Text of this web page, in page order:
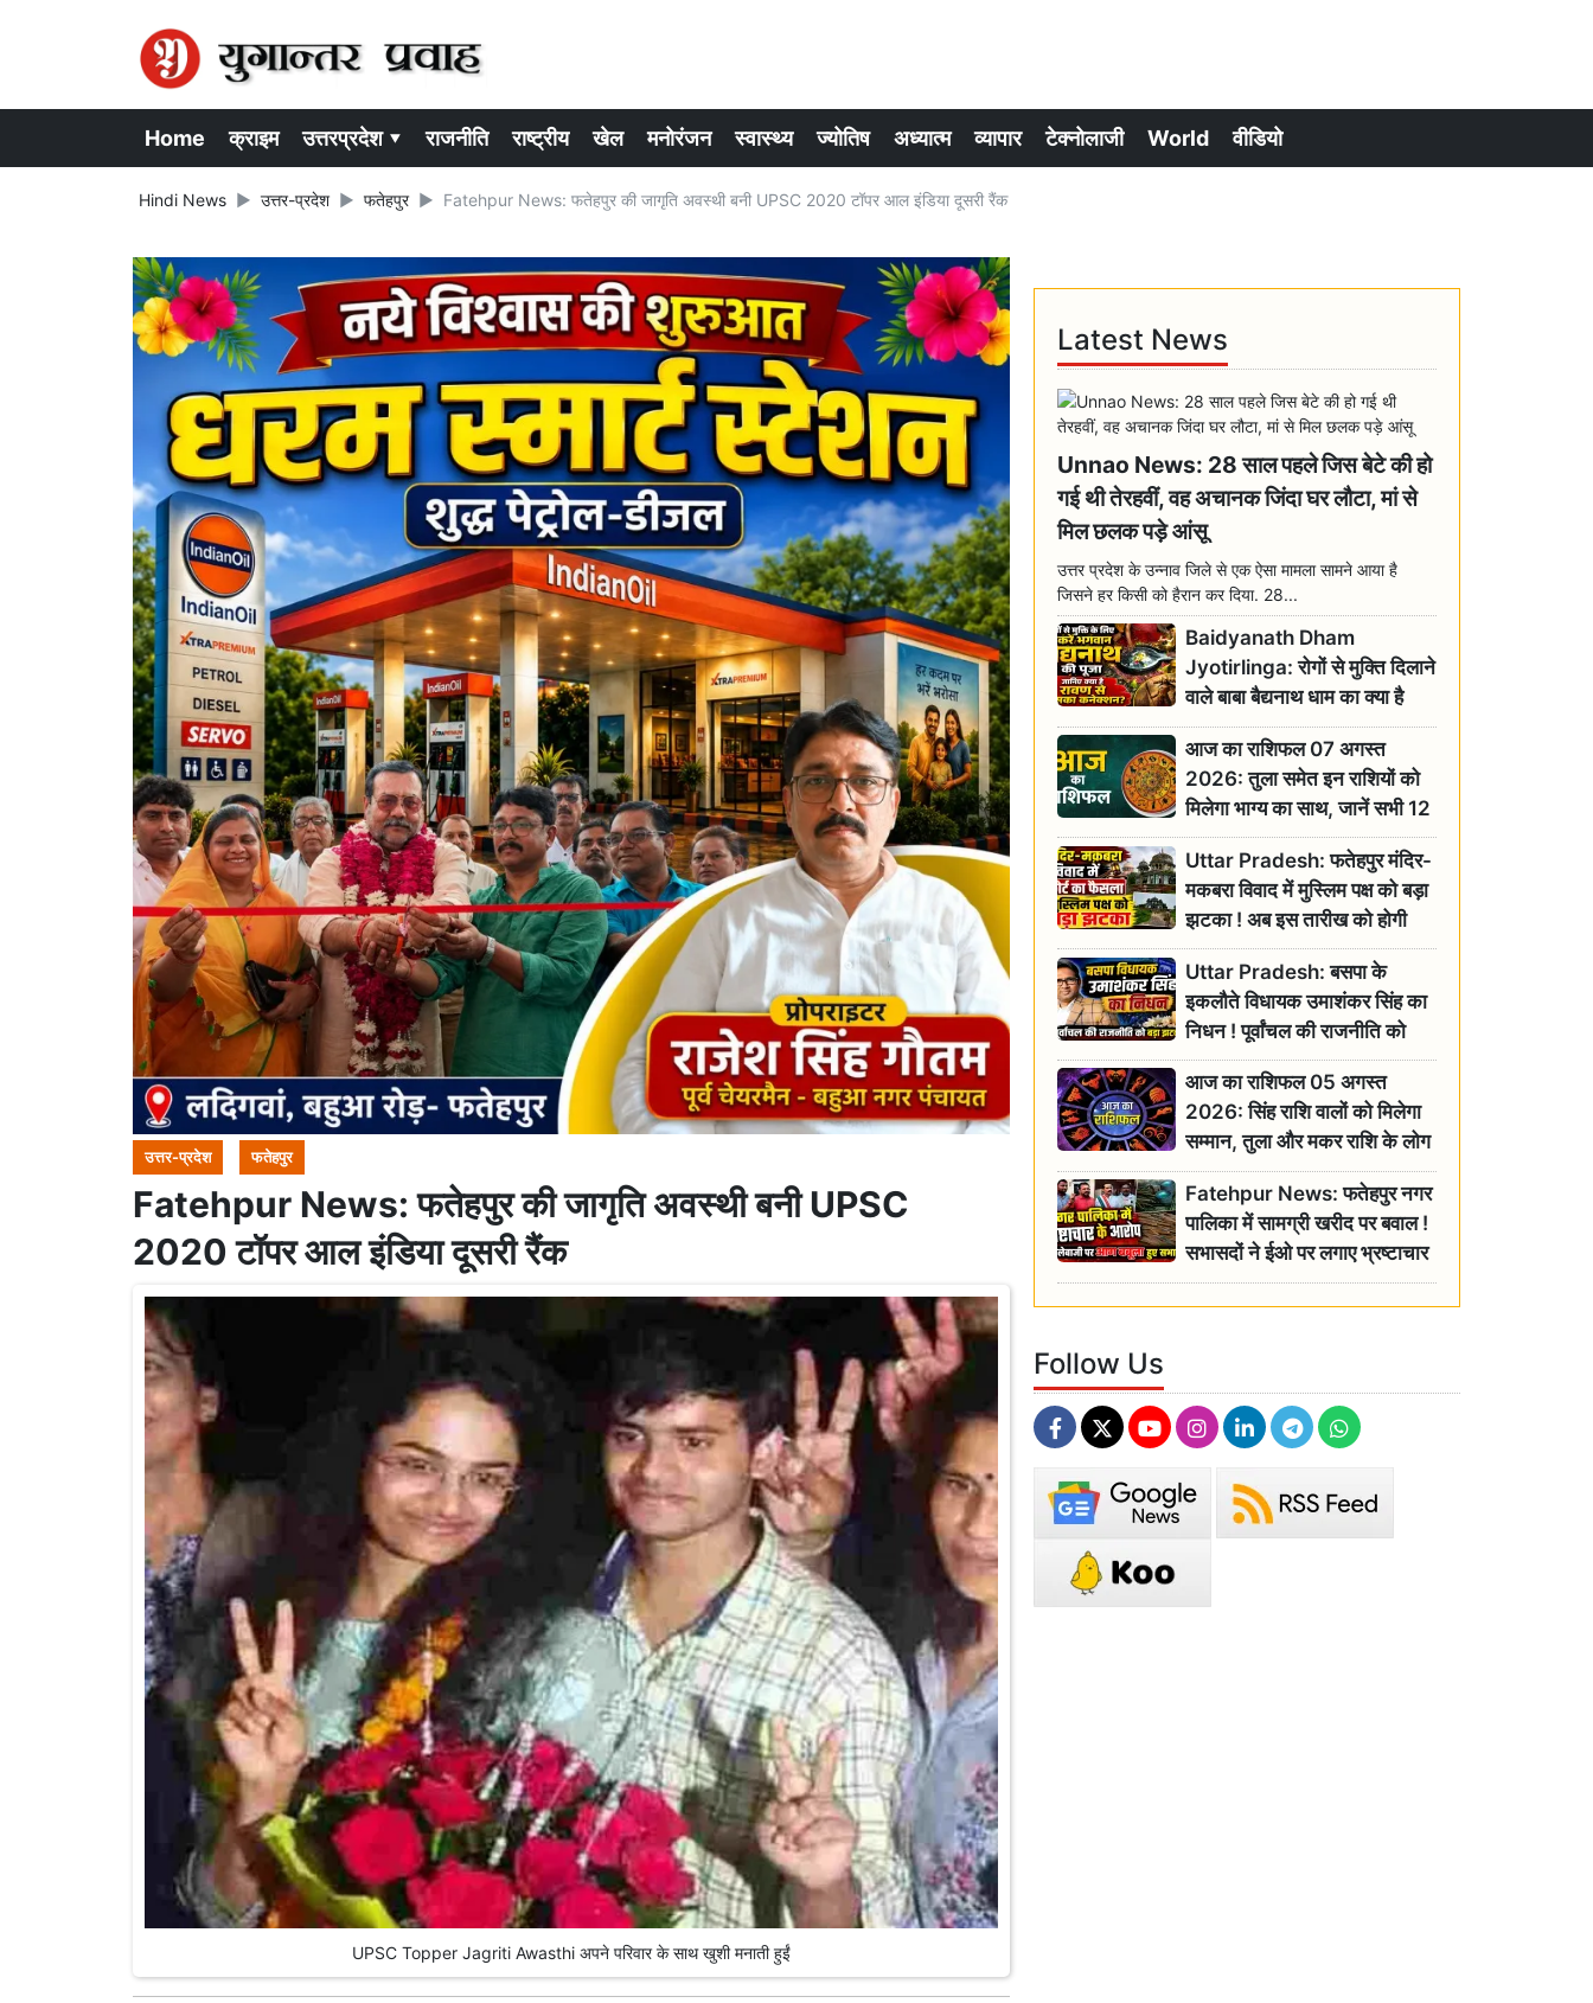
Home क्राइम उत्तरप्रदेश ▾ राजनीति राष्ट्रीय खेल मनोरंजन स्वास्थ्य ज्योतिष अध्यात्म व्यापार टेक्नोलाजी World वीडियो
Hindi News उत्तर-प्रदेश फतेहपुर Fatehpur News: फतेहपुर की जागृति अवस्थी बनी UPSC 2020 टॉपर आल इंडिया दूसरी रैंक
उत्तर-प्रदेश फतेहपुर
Fatehpur News: फतेहपुर की जागृति अवस्थी बनी UPSC
2020 टॉपर आल इंडिया दूसरी रैंक
UPSC Topper Jagriti Awasthi अपने परिवार के साथ खुशी मनाती हुईं
Latest News
Unnao News: 28 साल पहले जिस बेटे की हो
गई थी तेरहवीं, वह अचानक जिंदा घर लौटा, मां से
मिल छलक पड़े आंसू
उत्तर प्रदेश के उन्नाव जिले से एक ऐसा मामला सामने आया है
जिसने हर किसी को हैरान कर दिया. 28...
Baidyanath Dham
Jyotirlinga: रोगों से मुक्ति दिलाने
वाले बाबा बैद्यनाथ धाम का क्या है
रावण से संबंध? जानिए ज्योतिर्लिंग की
महिमा
आज का राशिफल 07 अगस्त
2026: तुला समेत इन राशियों को
मिलेगा भाग्य का साथ, जानें सभी 12
राशियों का दैनिक भाग्यफल
Uttar Pradesh: फतेहपुर मंदिर-
मकबरा विवाद में मुस्लिम पक्ष को बड़ा
झटका ! अब इस तारीख को होगी
सुनवाई
Uttar Pradesh: बसपा के
इकलौते विधायक उमाशंकर सिंह का
निधन ! पूर्वांचल की राजनीति को
बड़ा झटका, योगी ने जताया दुःख
आज का राशिफल 05 अगस्त
2026: सिंह राशि वालों को मिलेगा
सम्मान, तुला और मकर राशि के लोग
रहें सतर्क
Fatehpur News: फतेहपुर नगर
पालिका में सामग्री खरीद पर बवाल !
सभासदों ने ईओ पर लगाए भ्रष्टाचार
के गंभीर आरोप
Follow Us